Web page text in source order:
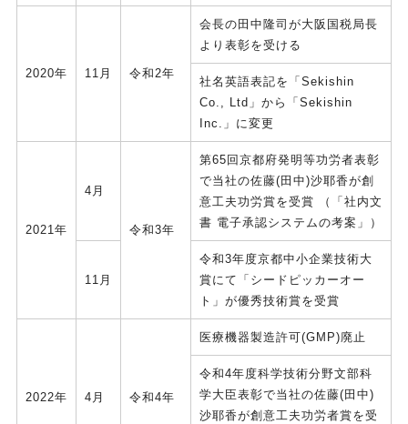
2020年 11月 令和2年
会長の田中隆司が大阪国税局長
より表彰を受ける
社名英語表記を「Sekishin
Co., Ltd」から「Sekishin
Inc.」に変更
2021年
4月
令和3年
第65回京都府発明等功労者表彰
で当社の佐藤(田中)沙耶香が創
意工夫功労賞を受賞 （「社内文
書 電子承認システムの考案」）
11月
令和3年度京都中小企業技術大
賞にて「シードピッカーオー
ト」が優秀技術賞を受賞
2022年 4月 令和4年
医療機器製造許可(GMP)廃止
令和4年度科学技術分野文部科
学大臣表彰で当社の佐藤(田中)
沙耶香が創意工夫功労者賞を受